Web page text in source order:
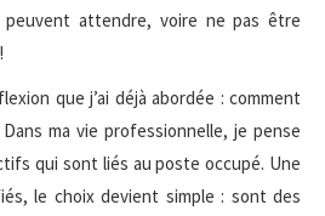
attendre, voire ne pas être
que j’ai déjà abordée : comment
ma vie professionnelle, je pense
qui sont liés au poste occupé. Une
le choix devient simple : sont des